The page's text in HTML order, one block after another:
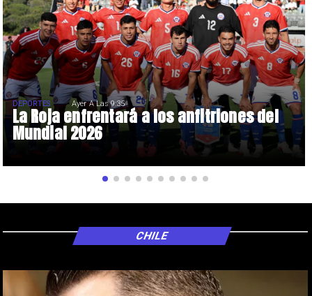
La Roja enfrentará a los anfitriones del
Mundial 2026
DEPORTES Ayer A Las 9:35
CHILE